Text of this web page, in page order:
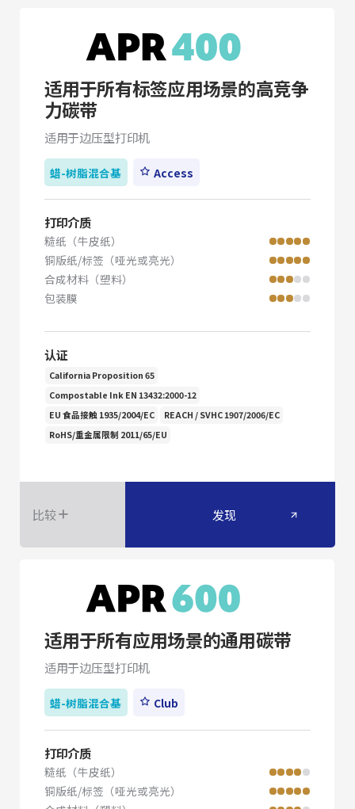
适用于所有标签应用场景的高竞争
力碳带
适用于边压型打印机
蜡-树脂混合基 Access
打印介质
糙纸（牛皮纸）
铜版纸/标签（哑光或亮光）
合成材料（塑料）
包装膜
认证
California Proposition 65
Compostable Ink EN 13432:2000-12
EU 食品接触 1935/2004/EC
REACH / SVHC 1907/2006/EC
RoHS/重金属限制 2011/65/EU
比较 发现
适用于所有应用场景的通用碳带
适用于边压型打印机
蜡-树脂混合基 Club
打印介质
糙纸（牛皮纸）
铜版纸/标签（哑光或亮光）